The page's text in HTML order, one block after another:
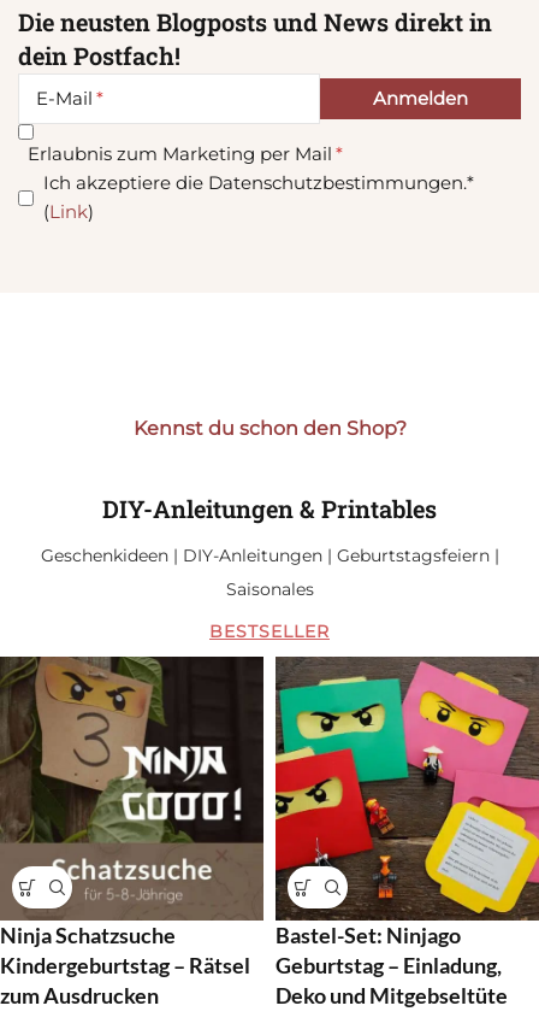
Die neusten Blogposts und News direkt in
dein Postfach!
E-Mail
Erlaubnis zum Marketing per Mail
Ich akzeptiere die Datenschutzbestimmungen.*
(Link)
Kennst du schon den Shop?
DIY-Anleitungen & Printables
Geschenkideen | DIY-Anleitungen | Geburtstagsfeiern |
Saisonales
BESTSELLER
Ninja Schatzsuche
Kindergeburtstag – Rätsel
zum Ausdrucken
Bastel-Set: Ninjago
Geburtstag – Einladung,
Deko und Mitgebseltüte